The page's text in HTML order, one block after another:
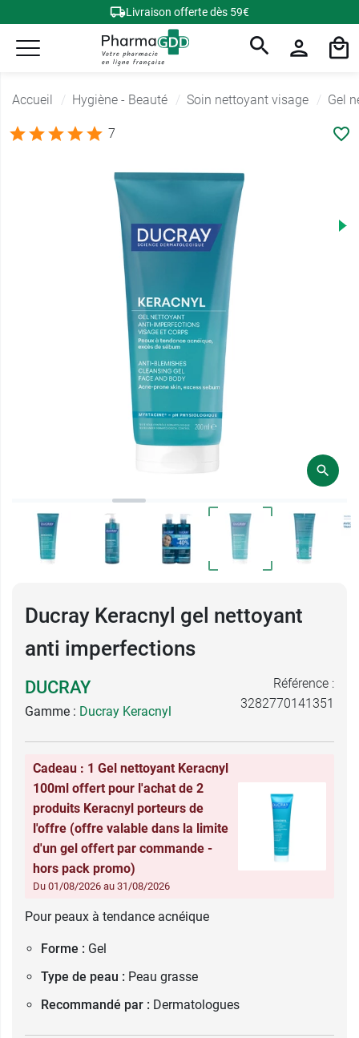
Livraison offerte dès 59€
Accueil Hygiène - Beauté Soin nettoyant visage Gel
7
Ducray Keracnyl gel nettoyant
anti imperfections
DUCRAY
Gamme : Ducray Keracnyl
Référence :
3282770141351
Cadeau : 1 Gel nettoyant Keracnyl
100ml offert pour l'achat de 2
produits Keracnyl porteurs de
l'offre (offre valable dans la limite
d'un gel offert par commande -
hors pack promo)
Du 01/08/2026 au 31/08/2026
Pour peaux à tendance acnéique
Forme : Gel
Type de peau : Peau grasse
Recommandé par : Dermatologues